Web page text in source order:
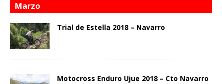
Marzo
Trial de Estella 2018 – Navarro
Motocross Enduro Ujue 2018 – Cto Navarro